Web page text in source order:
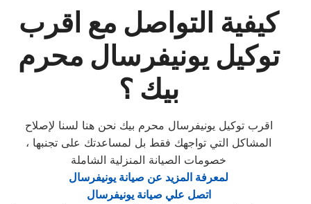
كيفية التواصل مع اقرب
توكيل يونيفرسال محرم
بيك ؟
اقرب توكيل يونيفرسال محرم بيك نحن هنا لسنا لإصلاح
المشاكل التي تواجهك فقط بل لمساعدتك على تجنبها ،
خصومات الصيانة المنزلية الشاملة
لمعرفة المزيد عن صيانة يونيفرسال
اتصل علي صيانة يونيفرسال